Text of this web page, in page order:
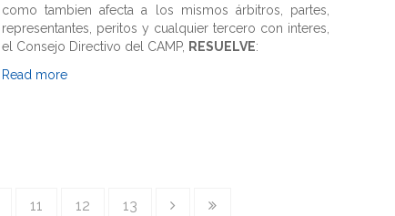
como tambien afecta a los mismos árbitros, partes,
representantes, peritos y cualquier tercero con interes,
el Consejo Directivo del CAMP, RESUELVE:
Read more
11 12 13